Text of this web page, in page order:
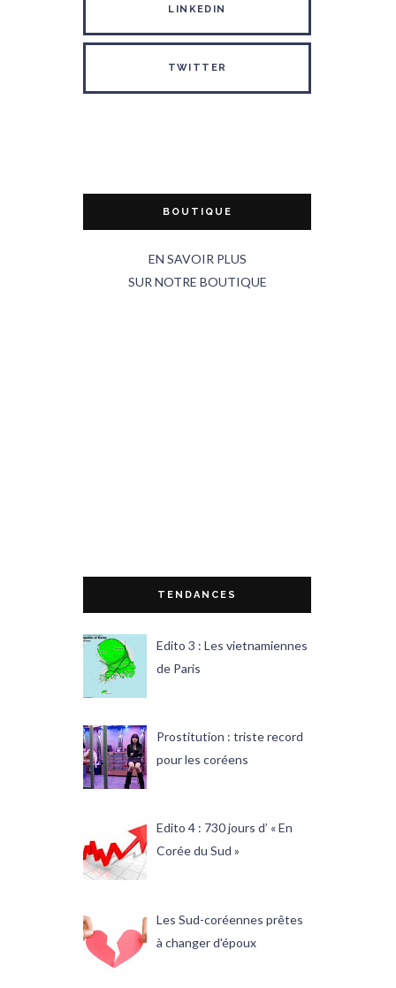
LINKEDIN
TWITTER
BOUTIQUE
EN SAVOIR PLUS
SUR NOTRE BOUTIQUE
TENDANCES
Edito 3 : Les vietnamiennes
de Paris
Prostitution : triste record
pour les coréens
Edito 4 : 730 jours d’ « En
Corée du Sud »
Les Sud-coréennes prêtes
à changer d'époux